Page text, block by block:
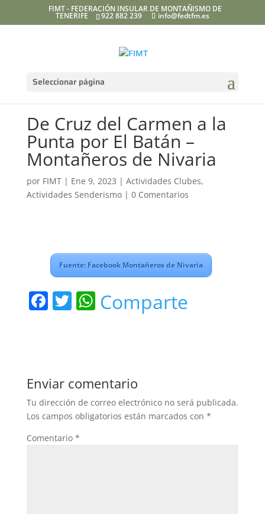
FIMT - FEDERACIÓN INSULAR DE MONTAÑISMO DE
TENERIFE 922 882 239 info@fedtfm.es
Seleccionar página
De Cruz del Carmen a la
Punta por El Batán –
Montañeros de Nivaria
por FIMT| Ene 9, 2023 | Actividades Clubes,
Actividades Senderismo| 0 Comentarios
Fuente: Facebook Montañeros de Nivaria
F
b
o
o
k
T W
A
p
p
Comparte
Enviar comentario
Tu dirección de correo electrónico no será publicada.
Los campos obligatorios están marcados con *
Comentario *